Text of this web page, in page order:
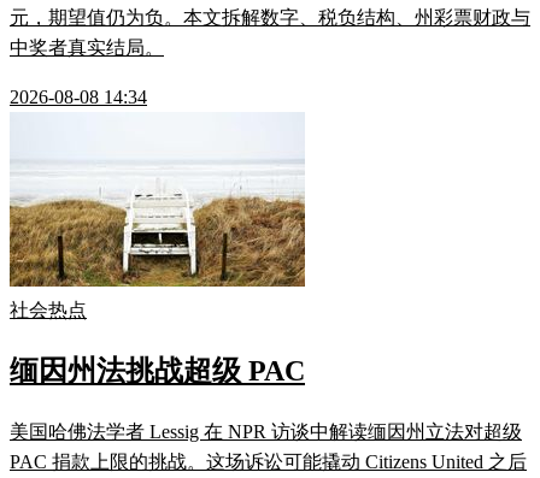
元，期望值仍为负。本文拆解数字、税负结构、州彩票财政与
中奖者真实结局。
2026-08-08 14:34
社会热点
缅因州法挑战超级 PAC
美国哈佛法学者 Lessig 在 NPR 访谈中解读缅因州立法对超级
PAC 捐款上限的挑战。这场诉讼可能撬动 Citizens United 之后